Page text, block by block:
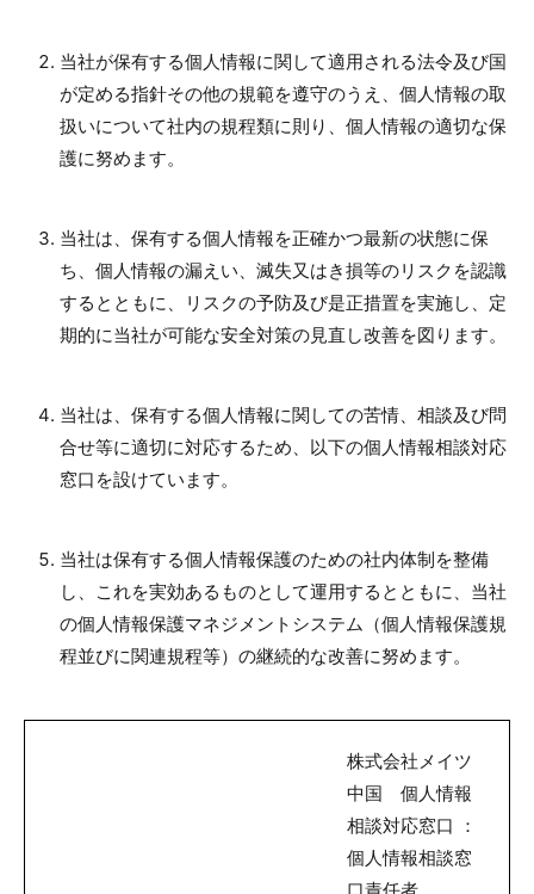
当社が保有する個人情報に関して適用される法令及び国
が定める指針その他の規範を遵守のうえ、個人情報の取
扱いについて社内の規程類に則り、個人情報の適切な保
護に努めます。
当社は、保有する個人情報を正確かつ最新の状態に保
ち、個人情報の漏えい、滅失又はき損等のリスクを認識
するとともに、リスクの予防及び是正措置を実施し、定
期的に当社が可能な安全対策の見直し改善を図ります。
当社は、保有する個人情報に関しての苦情、相談及び問
合せ等に適切に対応するため、以下の個人情報相談対応
窓口を設けています。
当社は保有する個人情報保護のための社内体制を整備
し、これを実効あるものとして運用するとともに、当社
の個人情報保護マネジメントシステム（個人情報保護規
程並びに関連規程等）の継続的な改善に努めます。
株式会社メイツ
中国 個人情報
相談対応窓口 ：
個人情報相談窓